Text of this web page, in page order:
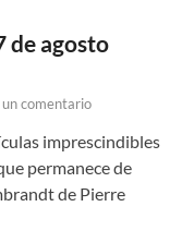
de agosto
comentario
imprescindibles
permanece de
de Pierre